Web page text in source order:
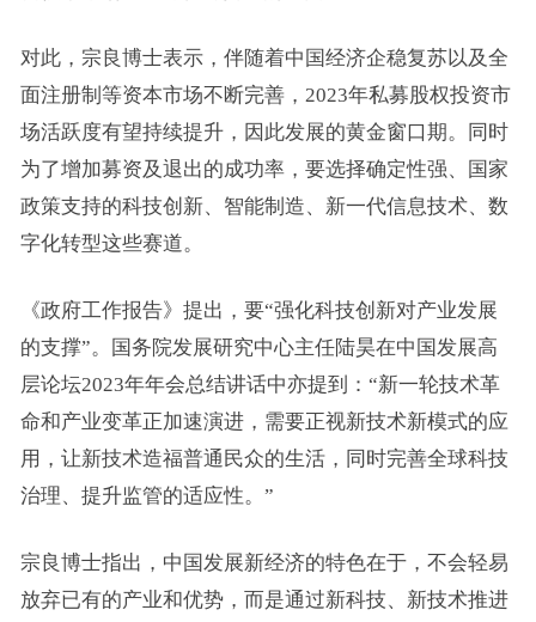
对此，宗良博士表示，伴随着中国经济企稳复苏以及全
面注册制等资本市场不断完善，2023年私募股权投资市
场活跃度有望持续提升，因此发展的黄金窗口期。同时
为了增加募资及退出的成功率，要选择确定性强、国家
政策支持的科技创新、智能制造、新一代信息技术、数
字化转型这些赛道。
《政府工作报告》提出，要“强化科技创新对产业发展
的支撑”。国务院发展研究中心主任陆昊在中国发展高
层论坛2023年年会总结讲话中亦提到：“新一轮技术革
命和产业变革正加速演进，需要正视新技术新模式的应
用，让新技术造福普通民众的生活，同时完善全球科技
治理、提升监管的适应性。”
宗良博士指出，中国发展新经济的特色在于，不会轻易
放弃已有的产业和优势，而是通过新科技、新技术推进